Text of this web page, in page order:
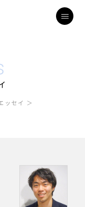
ッセイ